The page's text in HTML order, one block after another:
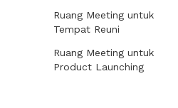
Ruang Meeting untuk
Tempat Reuni
Ruang Meeting untuk
Product Launching